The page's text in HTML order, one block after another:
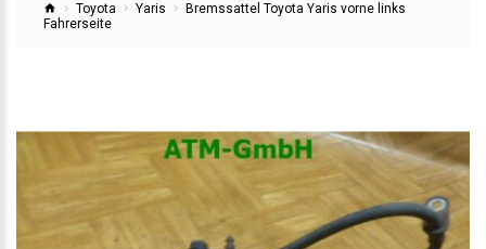
Toyota Yaris
Bremssattel Toyota Yaris vorne links
Fahrerseite